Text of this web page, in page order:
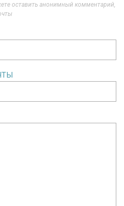
оставить анонимный комментарий,